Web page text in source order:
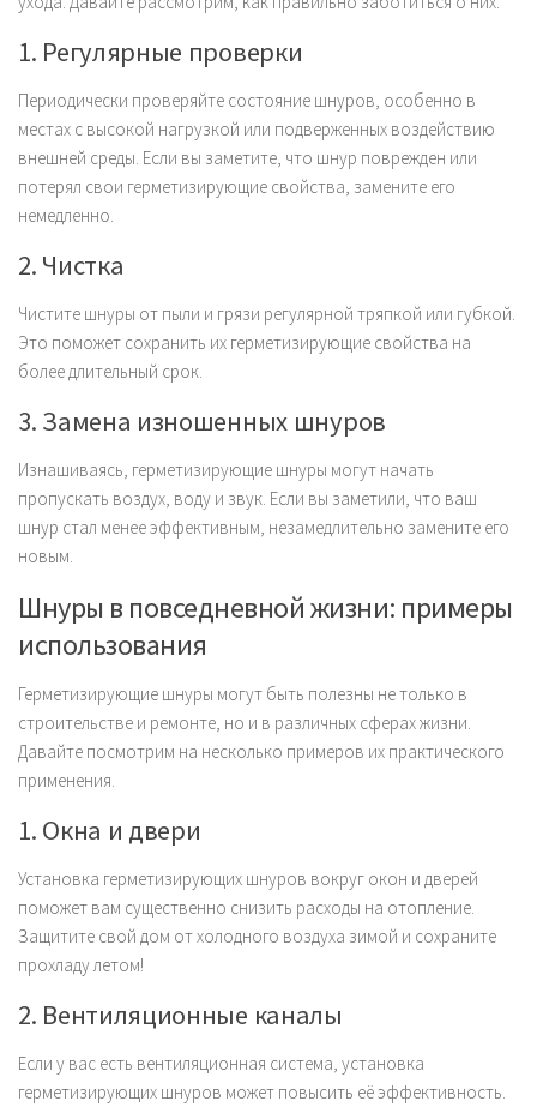
1. Регулярные проверки
Периодически проверяйте состояние шнуров, особенно в
местах с высокой нагрузкой или подверженных воздействию
внешней среды. Если вы заметите, что шнур поврежден или
потерял свои герметизирующие свойства, замените его
немедленно.
2. Чистка
Чистите шнуры от пыли и грязи регулярной тряпкой или губкой.
Это поможет сохранить их герметизирующие свойства на
более длительный срок.
3. Замена изношенных шнуров
Изнашиваясь, герметизирующие шнуры могут начать
пропускать воздух, воду и звук. Если вы заметили, что ваш
шнур стал менее эффективным, незамедлительно замените его
новым.
Шнуры в повседневной жизни: примеры
использования
Герметизирующие шнуры могут быть полезны не только в
строительстве и ремонте, но и в различных сферах жизни.
Давайте посмотрим на несколько примеров их практического
применения.
1. Окна и двери
Установка герметизирующих шнуров вокруг окон и дверей
поможет вам существенно снизить расходы на отопление.
Защитите свой дом от холодного воздуха зимой и сохраните
прохладу летом!
2. Вентиляционные каналы
Если у вас есть вентиляционная система, установка
герметизирующих шнуров может повысить её эффективность.